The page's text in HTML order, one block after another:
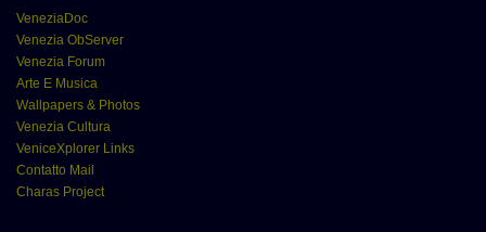
VeneziaDoc
Venezia ObServer
Venezia Forum
Arte E Musica
Wallpapers & Photos
Venezia Cultura
VeniceXplorer Links
Contatto Mail
Charas Project